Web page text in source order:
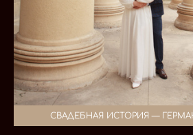
СВАДЕБНАЯ ИСТОРИЯ —